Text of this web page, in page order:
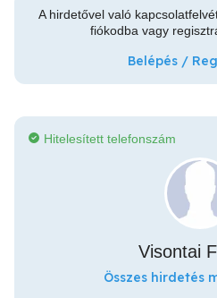
A hirdetővel való
fiókodba vagy
Belépés /
Hitelesített telefonszám
Visontai
Összes hirdetés